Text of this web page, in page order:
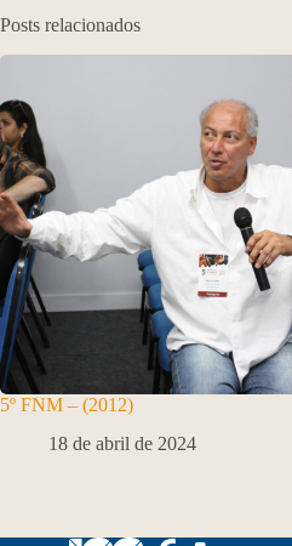
Posts relacionados
5º FNM – (2012)
18 de abril de 2024